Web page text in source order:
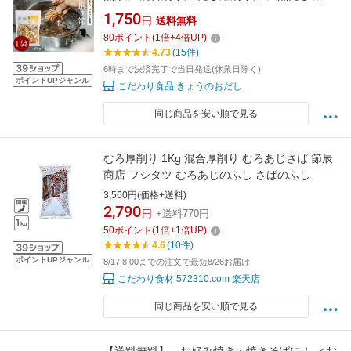
ポイントUPジャンル
食 食育 食塩不使用 酵母エキス不使用 無塩 鰹節
さば節 いわし節 出汁 京都 きょうのおだし 京の
おだし 森野義
1,750 円 送料無料
80ポイント (1倍+4倍UP)
4.73(15件)
6時まで決済完了で当日発送(休業日除く)
こだわり食品 きょうのおだし
同じ商品を安い順で見る
ポイントUPジャンル
むろ厚削り 1Kg 混合厚削り むろあじさば 節辰
商店 フシタツ むろあじのふし さばのふし
3,560円(価格+送料)
2,790 円 +送料770円
50ポイント (1倍+1倍UP)
4.6(10件)
8/17 8:00までの注文で最短8/26お届け
こだわり食材 572310.com 楽天店
同じ商品を安い順で見る